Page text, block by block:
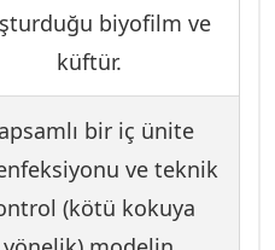
biyofilm ve
küftür.
bir iç ünite
ve teknik
(kötü kokuya